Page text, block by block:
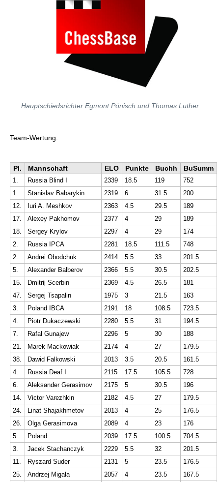
Hauptschiedsrichter Egmont Pönisch und Thomas Luther
Team-Wertung:
Pl. Mannschaft ELO Punkte Buchh BuSumm
1. Russia Blind I 2339 18.5 119
752
1.
Stanislav Babarykin 2319 6 31.5
200
12.
Iuri A. Meshkov 2363 4.5 29.5
189
17.
Alexey Pakhomov 2377 4 29
189
18.
Sergey Krylov 2297 4 29
174
2.
Russia IPCA 2281 18.5 111.5
748
2.
Andrei Obodchuk 2414 5.5 33
201.5
5.
Alexander Balberov 2366 5.5 30.5
202.5
15.
Dmitrij Scerbin 2369 4.5 26.5
181
47.
Sergej Tsapalin 1975 3 21.5
163
3.
Poland IBCA 2191 18 108.5
723.5
4.
Piotr Dukaczewski 2280 5.5 31
194.5
7.
Rafal Gunajew 2296 5 30
188
21.
Marek Mackowiak 2174 4 27
179.5
38.
Dawid Falkowski 2013 3.5 20.5
161.5
4.
Russia Deaf I 2115 17.5 105.5
728
6.
Aleksander Gerasimov 2175 5 30.5
196
14.
Victor Varezhkin 2182 4.5 27
179.5
24.
Linat Shajakhmetov 2013 4 25
176.5
26.
Olga Gerasimova 2089 4 23
176
5.
Poland 2039 17.5 100.5
704.5
3.
Jacek Stachanczyk 2229 5.5 32
201.5
11.
Ryszard Suder 2131 5 23.5
176.5
25.
Andrzej Migala 2057 4 23.5
167.5